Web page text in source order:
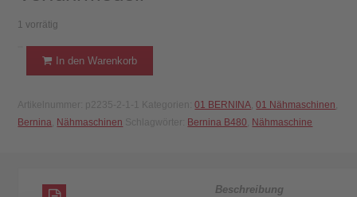
1 vorrätig
Bernina
435
Nähmaschine
In den Warenkorb
Artikelnummer: p2235-2-1-1 Kategorien:01 BERNINA ,01 Nähmaschinen
Bernina Nähmaschinen Schlagwörter: Bernina B480 Nähmaschine
Beschreibung